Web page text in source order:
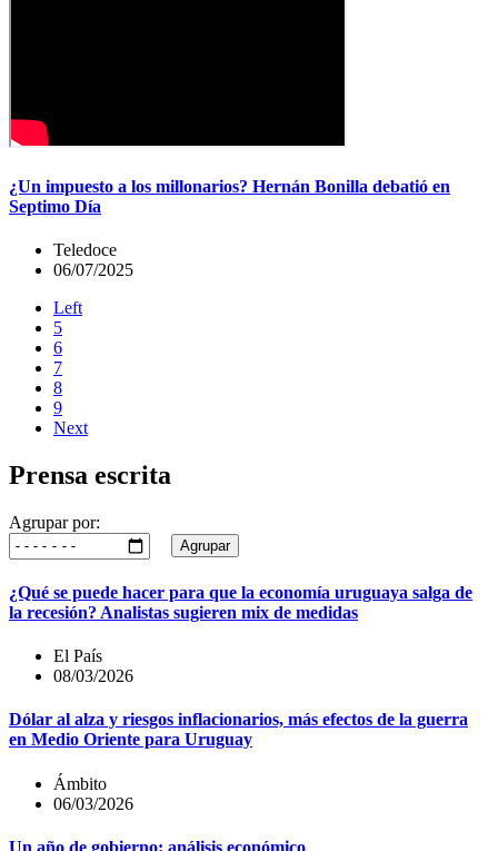
¿Un impuesto a los millonarios? Hernán Bonilla debatió en
Septimo Día
Teledoce
06/07/2025
Left
5
6
7
8
9
Next
Prensa escrita
Agrupar por:
Agrupar
¿Qué se puede hacer para que la economía uruguaya salga de
la recesión? Analistas sugieren mix de medidas
El País
08/03/2026
Dólar al alza y riesgos inflacionarios, más efectos de la guerra
en Medio Oriente para Uruguay
Ámbito
06/03/2026
Un año de gobierno: análisis económico